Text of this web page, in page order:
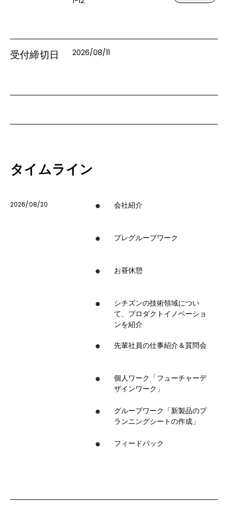
受付締切日 2026/08/11
タイムライン
2026/08/20 会社紹介
プレグループワーク
お昼休憩
シチズンの技術領域につい
て、プロダクトイノベーショ
ンを紹介
先輩社員の仕事紹介＆質問会
個人ワーク「フューチャーデ
ザインワーク」
グループワーク「新製品のプ
ランニングシートの作成」
フィードバック